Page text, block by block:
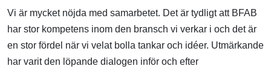
Vi är mycket nöjda med samarbetet. Det är tydligt att BFAB
har stor kompetens inom den bransch vi verkar i och det är
en stor fördel när vi velat bolla tankar och idéer. Utmärkande
har varit den löpande dialogen inför och efter